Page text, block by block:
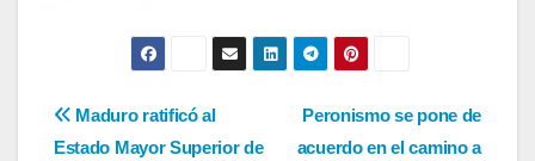
Navegación
Peronismo se pone de
acuerdo en el camino a
Maduro ratificó al
Estado Mayor Superior de